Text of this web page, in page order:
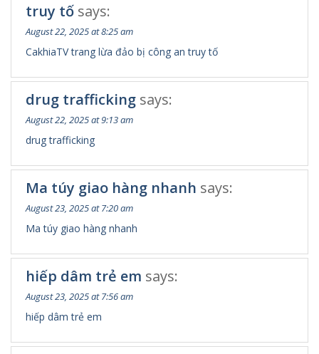
truy tố says:
August 22, 2025 at 8:25 am
CakhiaTV trang lừa đảo bị công an truy tố
drug trafficking says:
August 22, 2025 at 9:13 am
drug trafficking
Ma túy giao hàng nhanh says:
August 23, 2025 at 7:20 am
Ma túy giao hàng nhanh
hiếp dâm trẻ em says:
August 23, 2025 at 7:56 am
hiếp dâm trẻ em